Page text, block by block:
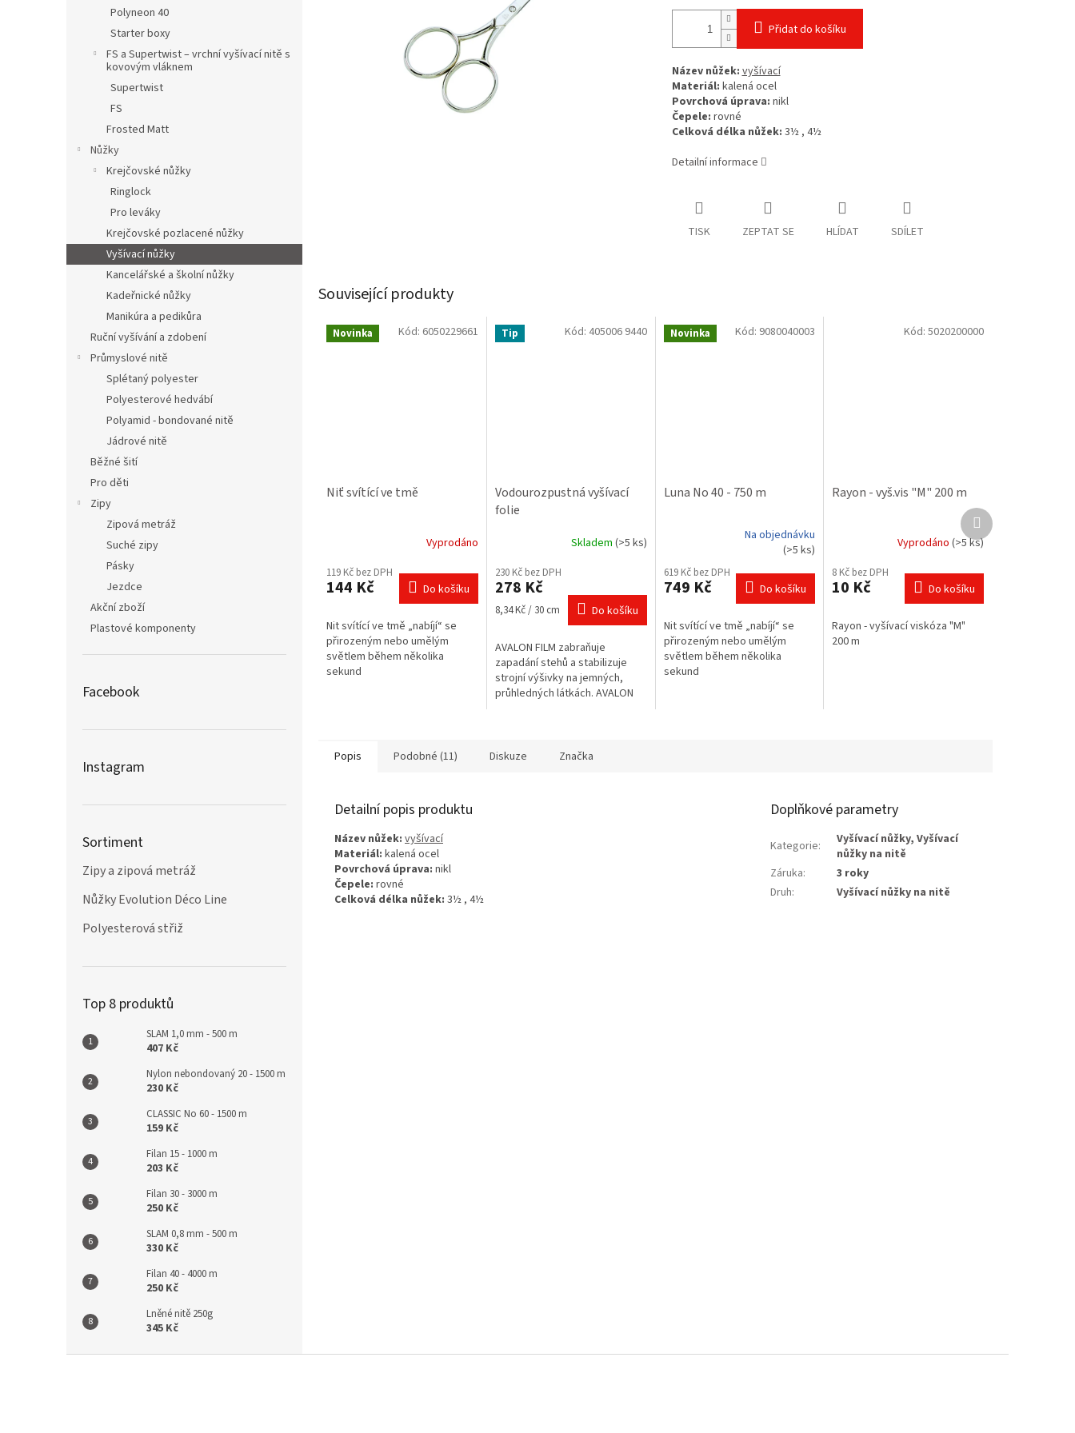
Polyneon 40
Starter boxy
FS a Supertwist – vrchní vyšívací nitě s
kovovým vláknem
Supertwist
FS
Frosted Matt
Nůžky
Krejčovské nůžky
Ringlock
Pro leváky
Krejčovské pozlacené nůžky
Vyšívací nůžky
Kancelářské a školní nůžky
Kadeřnické nůžky
Manikúra a pedikůra
Ruční vyšívání a zdobení
Průmyslové nitě
Splétaný polyester
Polyesterové hedvábí
Polyamid - bondované nitě
Jádrové nitě
Běžné šití
Pro děti
Zipy
Zipová metráž
Suché zipy
Pásky
Jezdce
Akční zboží
Plastové komponenty
Facebook
Instagram
Sortiment
Zipy a zipová metráž
Nůžky Evolution Déco Line
Polyesterová střiž
Top 8 produktů
SLAM 1,0 mm - 500 m
407 Kč
Nylon nebondovaný 20 - 1500 m
230 Kč
CLASSIC No 60 - 1500 m
159 Kč
Filan 15 - 1000 m
203 Kč
Filan 30 - 3000 m
250 Kč
SLAM 0,8 mm - 500 m
330 Kč
Filan 40 - 4000 m
250 Kč
Lněné nitě 250g
345 Kč
Přidat do košíku
Název nůžek:vyšívací
Materiál: kalená ocel
Povrchová úprava: nikl
Čepele: rovné
Celková délka nůžek: 3½ , 4½
Detailní informace
TISK ZEPTAT SE HLÍDAT SDÍLET
Související produkty
Novinka
Niť svítící ve tmě
produktu
je
z
5
hvězdiček.
Vyprodáno
119 Kč bez DPH
144 Kč Do košíku
Nit svítící ve tmě „nabíjí“ se
přirozeným nebo umělým
světlem během několika
sekund
Kód: 6050229661 Tip
Vodourozpustná vyšívací
folie
produktu
je
3,8
hvězdiček.
Skladem (>5 ks)
230 Kč bez DPH
278 Kč
Měrná
8,34 Kč / 30 cm Do košíku
AVALON FILM zabraňuje
zapadání stehů a stabilizuje
strojní výšivky na jemných,
průhledných látkách. AVALON
Kód: 405006 9440 Novinka
Luna No 40 - 750 m
produktu
je
z
5
hvězdiček.
Na objednávku
(>5 ks)
619 Kč bez DPH
749 Kč Do košíku
Nit svítící ve tmě „nabíjí“ se
přirozeným nebo umělým
světlem během několika
sekund
Kód: 9080040003
Rayon - vyš.vis "M" 200 m
produktu
je
z
5
Vyprodáno(>5 ks)
8 Kč bez DPH
10 Kč Do košíku
Rayon - vyšívací viskóza "M"
200 m
Kód: 5020200000
Další
produkt
Popis Podobné (11) Diskuze Značka
Detailní popis produktu
Název nůžek: vyšívací
Materiál: kalená ocel
Povrchová úprava: nikl
Čepele: rovné
Celková délka nůžek: 3½ , 4½
Doplňkové parametry
Kategorie: Vyšívací nůžky,Vyšívací
nůžky na nitě
Záruka:
3 roky
Druh: Vyšívací nůžky na nitě